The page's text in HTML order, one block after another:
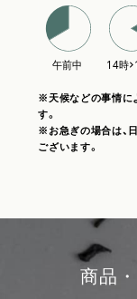
※天候などの事情に
す。
※お急ぎの場合は、
ございます。
商品